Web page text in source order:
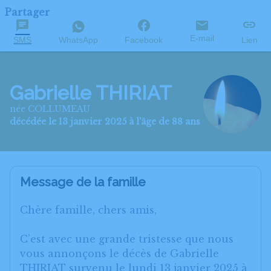
Partager
SMS WhatsApp Facebook E-mail Lien
Gabrielle THIRIAT
née COLLUMEAU
décédée le 13 janvier 2025 à l'âge de 88 ans
Message de la famille
Chère famille, chers amis,
C’est avec une grande tristesse que nous
vous annonçons le décès de Gabrielle
THIRIAT survenu le lundi 13 janvier 2025 à